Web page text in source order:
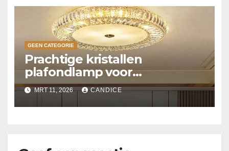
GEEN CATEGORIE
Prachtige kristallen
plafondlamp voor
slaapkamer
MRT 11, 2026 CANDICE